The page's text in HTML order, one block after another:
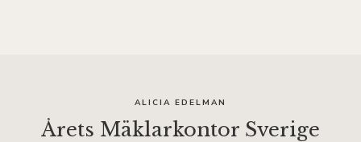
ALICIA EDELMAN
Årets Mäklarkontor Sverige